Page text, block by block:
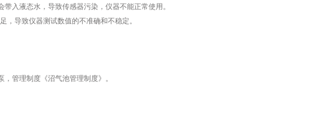
入液态水，导致传感器污染，仪器不能正常使用。
，导致仪器测试数值的不准确和不稳定。
管理制度《沼气池管理制度》。